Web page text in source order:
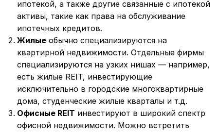
ипотекой, а также другие связанные с ипотекой
активы, такие как права на обслуживание
ипотечных кредитов.
Жилые обычно специализируются на
квартирной недвижимости. Отдельные фирмы
специализируются на узких нишах — например,
есть жилые REIT, инвестирующие
исключительно в городские многоквартирные
дома, студенческие жилые кварталы и т.д.
Офисные REIT инвестируют в широкий спектр
офисной недвижимости. Можно встретить